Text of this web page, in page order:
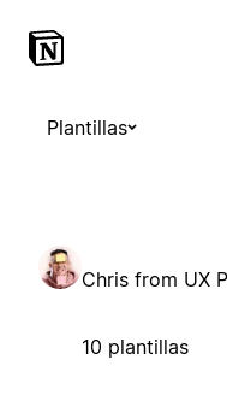
Plantillas
Chris from UX
10 plantillas